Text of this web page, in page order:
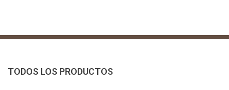
TODOS LOS PRODUCTOS